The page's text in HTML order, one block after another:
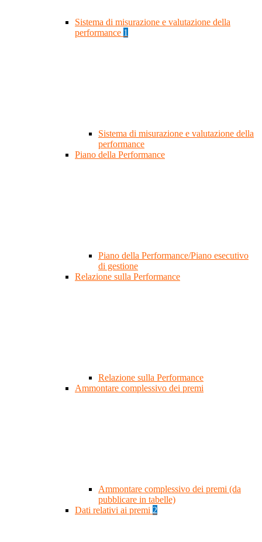
Sistema di misurazione e valutazione della
performance 1
Sistema di misurazione e valutazione della
performance
Piano della Performance
Piano della Performance/Piano esecutivo
di gestione
Relazione sulla Performance
Relazione sulla Performance
Ammontare complessivo dei premi
Ammontare complessivo dei premi (da
pubblicare in tabelle)
Dati relativi ai premi 2